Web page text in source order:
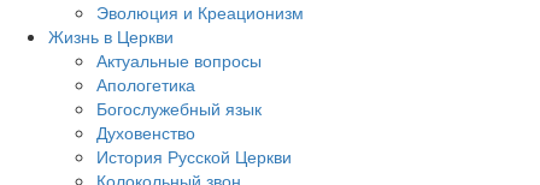
Эволюция и Креационизм
Жизнь в Церкви
Актуальные вопросы
Апологетика
Богослужебный язык
Духовенство
История Русской Церкви